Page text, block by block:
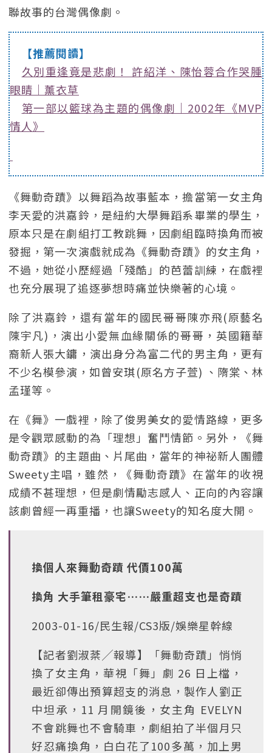
聯故事的台灣偶像劇。
【推薦閱讀】
久別重逢竟是悲劇！ 許紹洋、陳怡蓉合作哭腫
眼睛｜薰衣草
第一部以籃球為主題的偶像劇｜2002年《MVP
情人》
《舞動奇蹟》以舞蹈為故事藍本，擔當第一女主角
李天愛的洪嘉鈴，是紐約大學舞蹈系畢業的學生，
原本只是在劇組打工教跳舞，因劇組臨時換角而被
發掘，第一次演戲就成為《舞動奇蹟》的女主角，
不過，她從小歷經過「殘酷」的芭蕾訓練，在戲裡
也充分展現了追逐夢想時痛並快樂著的心境。
除了洪嘉鈴，還有當年的國民哥哥陳亦飛(原藝名
陳宇凡)，演出小愛無血緣關係的哥哥，英國籍華
裔新人張大鏞，演出身分為富二代的男主角，更有
不少名模參演，如曾安琪(原名方子萱) 、隋棠、林
孟瑾等。
在《舞》一戲裡，除了俊男美女的愛情路線，更多
是令觀眾感動的為「理想」奮鬥情節。另外，《舞
動奇蹟》的主題曲、片尾曲，當年的神祕新人團體
Sweety主唱，雖然，《舞動奇蹟》在當年的收視
成績不甚理想，但是劇情勵志感人、正向的內容讓
該劇曾經一再重播，也讓Sweety的知名度大開。
換個人來舞動奇蹟 代價100萬
換角 大手筆租豪宅……嚴重超支也是奇蹟
2003-01-16/民生報/CS3版/娛樂星幹線
【記者劉淑棻╱報導】「舞動奇蹟」悄悄
換了女主角，華視「舞」劇 26 日上檔，
最近卻傳出預算超支的消息，製作人劉正
中坦承，11 月開鏡後，女主角 EVELYN
不會跳舞也不會騎車，劇組拍了半個月只
好忍痛換角，白白花了100多萬，加上男